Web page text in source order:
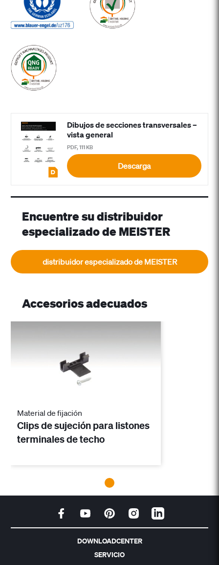
Dibujos de secciones transversales –
vista general
PDF, 111 KB
Descarga
Encuentre su distribuidor
especializado de MEISTER
distribuidor especializado de MEISTER
Accesorios adecuados
Material de fijación
Clips de sujeción para listones
terminales de techo
DOWNLOADCENTER
SERVICIO